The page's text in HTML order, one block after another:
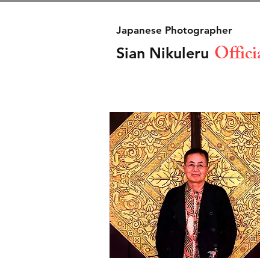
Japanese Photographer
Sian Nikuleru